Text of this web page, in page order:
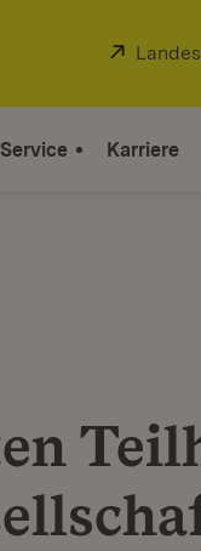
Extern:
Service Karriere